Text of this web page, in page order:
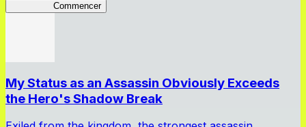
Commencer
My Status as an Assassin Obviously Exceeds
the Hero's Shadow Break